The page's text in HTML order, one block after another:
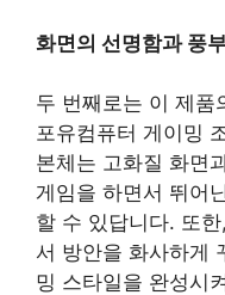
화면의 선명함과 풍
두 번째로는 이 제품
포유컴퓨터 게이밍
본체는 고화질 화면
게임을 하면서 뛰어
할 수 있답니다. 또
서 방안을 화사하게
밍 스타일을 완성시